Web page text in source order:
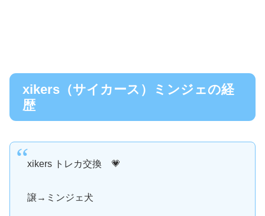
xikers（サイカース）ミンジェの経
歴
xikers トレカ交換 💗
譲→ミンジェ犬